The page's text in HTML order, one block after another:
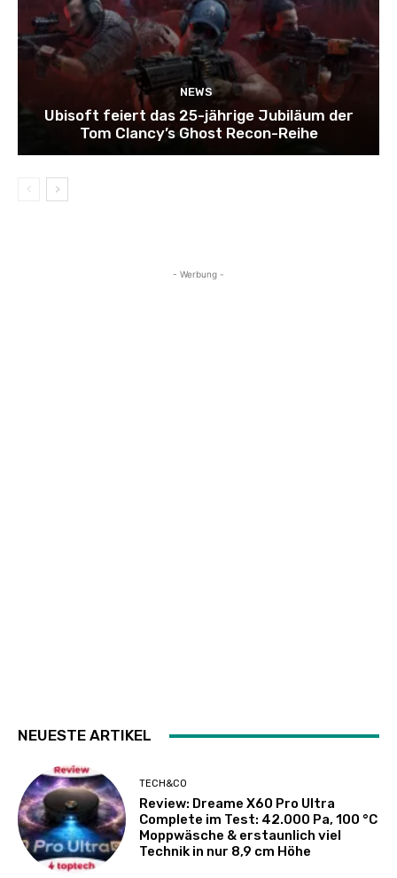
NEWS
Ubisoft feiert das 25-jährige Jubiläum der
Tom Clancy’s Ghost Recon-Reihe
- Werbung -
NEUESTE ARTIKEL
TECH&CO
Review: Dreame X60 Pro Ultra
Complete im Test: 42.000 Pa, 100 °C
Moppwäsche & erstaunlich viel
Technik in nur 8,9 cm Höhe